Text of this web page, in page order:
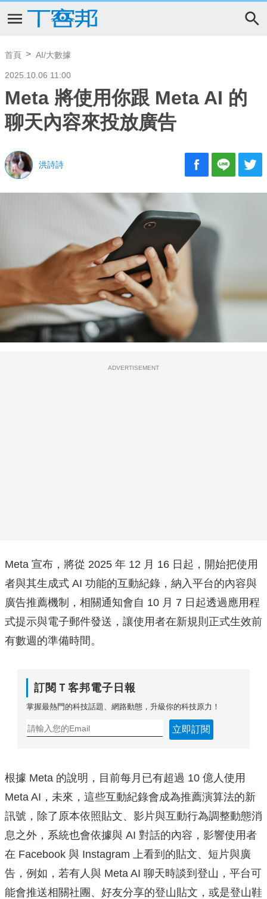
首頁 AI/大數據
2025.10.06 11:00
Meta 將使用你跟 Meta AI 的
聊天內容來投放廣告
洪詩詩
ADVERTISEMENT
Meta 宣布，將從 2025 年 12 月 16 日起，開始把使用
者與其生成式 AI 功能的互動紀錄，納入平台的內容與
廣告推薦機制，相關通知會自 10 月 7 日起透過應用程
式提示與電子郵件發送，讓使用者在新規則正式生效前
有數週的準備時間。
訂閱Ｔ客邦電子日報
掌握最熱門的科技話題、網路動態，升級你的科技原力！
立即訂閱
根據 Meta 的說明，目前每月已有超過 10 億人使用
Meta AI，未來，這些互動紀錄會成為推薦演算法的新
訊號，除了原本依照貼文、影片與互動行為調整動態消
息之外，系統也會依據與 AI 對話的內容，影響使用者
在 Facebook 與 Instagram 上看到的貼文、短片與廣
告，例如，若有人與 Meta AI 聊天時談到登山，平台可
能會推送相關社團、好友分享的登山貼文，或是登山鞋